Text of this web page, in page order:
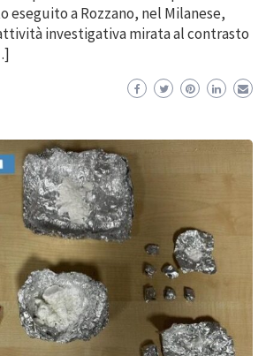
eseguito a Rozzano, nel Milanese,
investigativa mirata al contrasto